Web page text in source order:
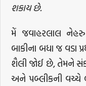
શકાય છે.
મેં જવાહરલાલ
બાકીના બધા જ વડા
શૈલી જોઈ છે, તેમને
અને પબ્લીકની વચ્ચે